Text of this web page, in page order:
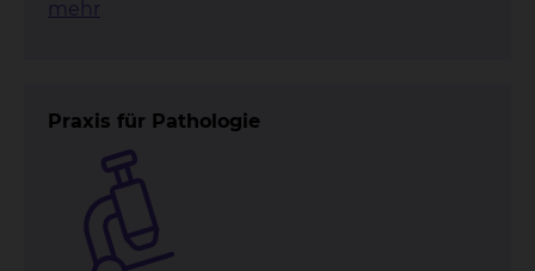
mehr
Praxis für Pathologie